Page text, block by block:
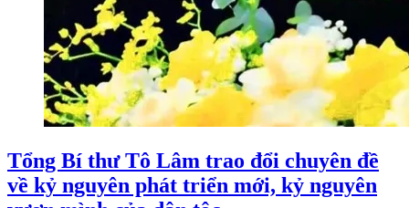
Tổng Bí thư Tô Lâm trao đổi chuyên đề
về kỷ nguyên phát triển mới, kỷ nguyên